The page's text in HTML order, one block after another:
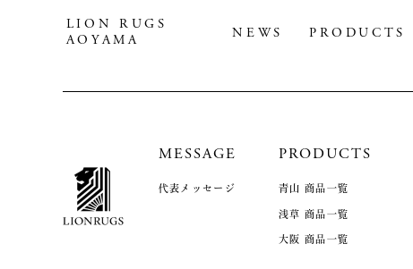
LION RUGS
AOYAMA
NEWS PRODUCTS
MESSAGE
代表メッセージ
PRODUCTS
青山 商品一覧
浅草 商品一覧
大阪 商品一覧